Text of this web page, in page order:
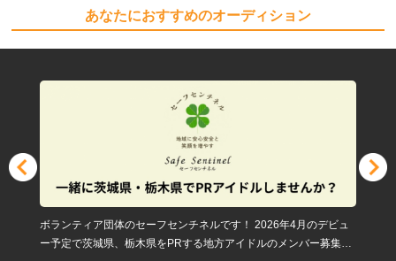
あなたにおすすめのオーディション
ボランティア団体のセーフセンチネルです！ 2026年4月のデビュ
ー予定で茨城県、栃木県をPRする地方アイドルのメンバー募集し